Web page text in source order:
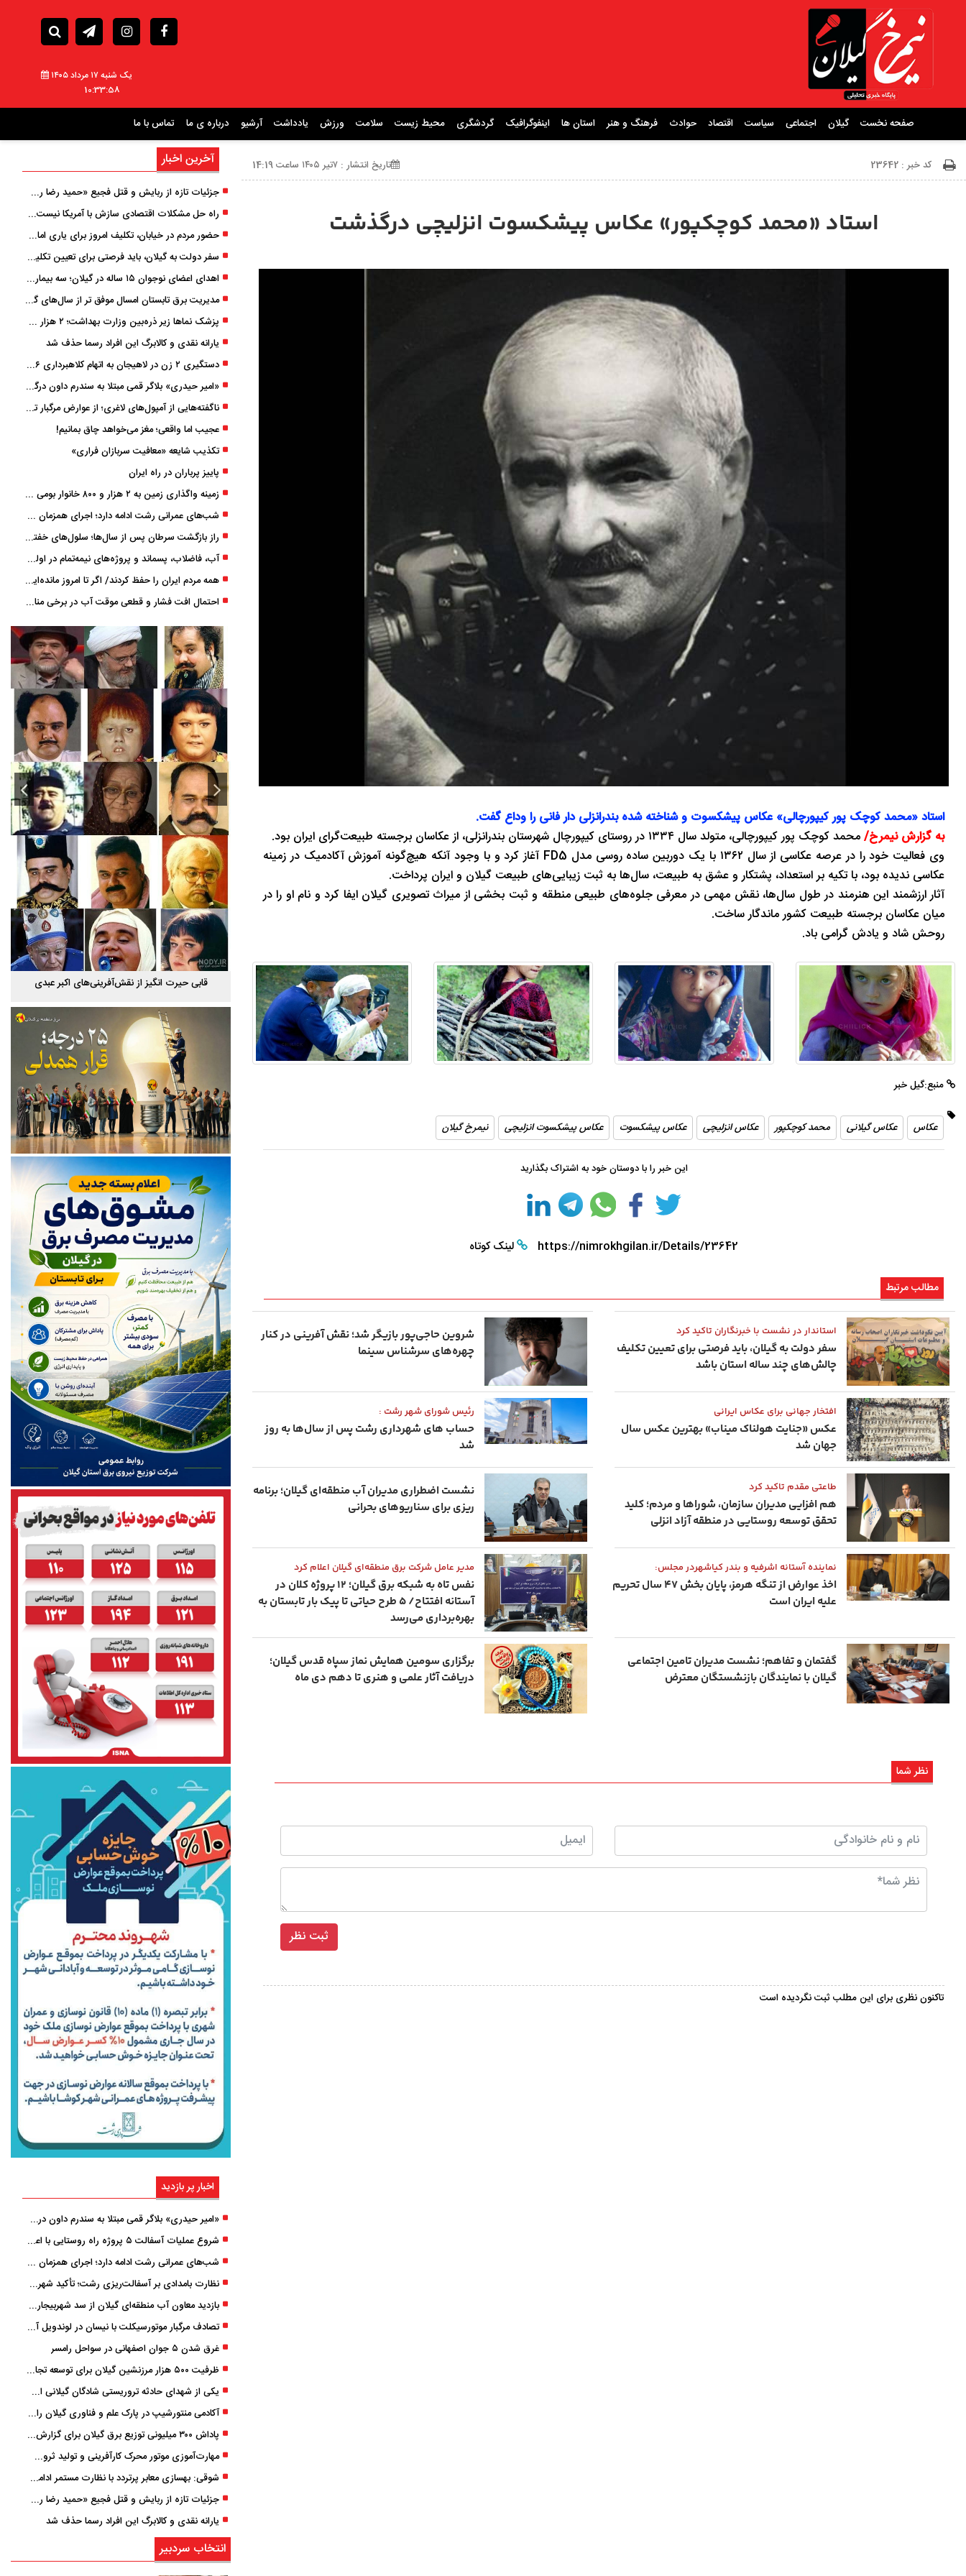
یک شنبه ۱۷ مرداد ۱۴۰۵
10:33:59
صفحه نخست گیلان اجتماعی سیاست اقتصاد حوادث فرهنگ و هنر استان ها اینفوگرافیک گردشگری محیط زیست سلامت ورزش یادداشت آرشیو درباره ی ما تماس با ما
کد خبر : 23642 تاریخ انتشار : ۷تیر ۱۴۰۵ ساعت 14:19
استاد «محمد کوچکپور» عکاس پیشکسوت انزلیچی درگذشت
استاد «محمد کوچک ‌پور کیپورچالی» عکاس پیشکسوت و شناخته ‌شده بندرانزلی دار فانی را وداع گفت.
به گزارش نیمرخ/محمد کوچک ‌پور کیپورچالی، متولد سال ۱۳۳۴ در روستای کیپورچال شهرستان بندرانزلی، از عکاسان برجسته طبیعت‌گرای ایران بود.
وی فعالیت خود را در عرصه عکاسی از سال ۱۳۶۲ با یک دوربین ساده روسی مدل FD5 آغاز کرد و با وجود آنکه هیچ‌گونه آموزش آکادمیک در زمینه
عکاسی ندیده بود، با تکیه بر استعداد، پشتکار و عشق به طبیعت، سال‌ها به ثبت زیبایی‌های طبیعت گیلان و ایران پرداخت.
آثار ارزشمند این هنرمند در طول سال‌ها، نقش مهمی در معرفی جلوه‌های طبیعی منطقه و ثبت بخشی از میراث تصویری گیلان ایفا کرد و نام او را در
میان عکاسان برجسته طبیعت کشور ماندگار ساخت.
روحش شاد و یادش گرامی باد.
منبع:گیل خبر
عکاس عکاس گیلانی محمد کوچکپور عکاس انزلیچی عکاس پیشکسوت عکاس پیشکسوت انزلیچی نیمرخ گیلان
این خبر را با دوستان خود به اشتراک بگذارید
https://nimrokhgilan.ir/Details/23642 لینک کوتاه
مطالب مرتبط
استاندار در نشست با خبرنگاران تاکید کرد
سفر دولت به گیلان، باید فرصتی برای تعیین تکلیف
چالش‌های چند ساله استان باشد
شروین حاجی‌پور بازیگر شد؛ نقش ‌آفرینی در کنار
چهره‌های سرشناس سینما
افتخار جهانی برای عکاس ایرانی
عکس «جنایت هولناک میناب» بهترین عکس سال
جهان شد
رئیس شورای شهر رشت :
حساب‌ های شهرداری رشت پس از سال‌ها به ‌روز
شد
طاعتی مقدم تاکید کرد
هم‌ افزایی مدیران سازمان، شوراها و مردم؛ کلید
تحقق توسعه روستایی در منطقه آزاد انزلی
نشست اضطراری مدیران آب منطقه‌ای گیلان؛ برنامه‌
ریزی برای سناریوهای بحرانی
نماینده آستانه ‌اشرفیه و بندر کیاشهردر مجلس:
اخذ عوارض از تنگه هرمز، پایان ‌بخش ۴۷ سال تحریم
علیه ایران است
مدیر عامل شرکت برق منطقه‌ای گیلان اعلام کرد
نفس تاه به شبکه برق گیلان؛ ۱۲ پروژه کلان در
آستانه افتتاح/ ۵ طرح حیاتی تا پیک بار تابستان به
بهره‌برداری می‌رسد
گفتمان و تفاهم؛ نشست مدیران تامین اجتماعی
گیلان با نمایندگان بازنشستگان معترض
برگزاری سومین همایش نماز سپاه قدس گیلان؛
دریافت آثار علمی و هنری تا دهم دی‌ ماه
نظر شما
تاکنون نظری برای این مطلب ثبت نگردیده است
آخرین اخبار
جزئیات تازه از ربایش و قتل فجیع «حمید رضا رجب زاده» مداح جوان تهرانی؛ ۴ متهم بازداشت شدند
راه حل مشکلات اقتصادی سازش با آمریکا نیست/ دولت مانع زیان شالیکاران شود
حضور مردم در خیابان، تکلیف امروز برای یاری امام زمان (عج) است
سفر دولت به گیلان، باید فرصتی برای تعیین تکلیف چالش‌های چند ساله استان باشد
اهدای اعضای نوجوان ۱۵ ساله در گیلان؛ سه بیمار زندگی دوباره یافتند
مدیریت برق تابستان امسال موفق ‌تر از سال‌های گذشته بود
پزشک ‌نماها زیر ذره‌بین وزارت بهداشت؛ ۲ هزار صفحه مداخله‌گر درمانی مسدود شد
یارانه نقدی و کالابرگ این افراد رسما حذف شد
دستگیری ۲ زن در لاهیجان به اتهام کلاهبرداری ۶ میلیارد تومانی با وعده وام
«امیر حیدری» بلاگر قمی مبتلا به سندرم داون درگذشت
ناگفته‌هایی از آمپول‌های لاغری؛ از عوارض مرگبار تا زیبایی
عجیب اما واقعی؛ مغز می‌خواهد چاق بمانیم!
تکذیب شایعه «معافیت سربازان فراری»
پاییز پرباران در راه ایران
زمینه واگذاری زمین به ۲ هزار و ۸۰۰ خانوار بومی گیلان فراهم شد
شب‌های عمرانی رشت ادامه دارد؛ اجرای همزمان آسفالت‌ریزی در پنج منطقه شهری
راز بازگشت سرطان پس از سال‌ها؛ سلول‌های خفته چگونه دوباره بیدار می‌شوند؟
آب، فاضلاب، پسماند و پروژه‌های نیمه‌تمام در اولویت مصوبات سفر دولت
همه مردم ایران را حفظ کردند/ اگر تا امروز مانده‌ایم، به ‌خاطر مردم نجیب ایران بوده است
احتمال افت فشار و قطعی موقت آب در برخی مناطق گیلان
قابی حیرت‌ انگیز از نقش‌آفرینی‌های اکبر عبدی استخر پاشوران سیاهکل پاییز هزار رنگ گیلان شب های همیشه روشن رشت
اخبار پر بازدید
«امیر حیدری» بلاگر قمی مبتلا به سندرم داون درگذشت
شروع عملیات آسفالت ۵ پروژه راه ‌روستایی با اعتبار ۳۷۰ میلیاردی در گیلان
شب‌های عمرانی رشت ادامه دارد؛ اجرای همزمان آسفالت‌ریزی در پنج منطقه شهری
نظارت بامدادی بر آسفالت‌ریزی رشت؛ تأکید شهردار و بازرس کل بر کیفیت اجرای پروژه‌ها
بازدید معاون آب منطقه‌ای گیلان از سد شهربیجار برای تداوم تأمین آب شرب استان
تصادف مرگبار موتورسیکلت با نیسان در لوندویل آستارا/ انتقال مصدوم با اورژانس هوایی به رشت
غرق شدن ۵ جوان اصفهانی در سواحل رامسر
ظرفیت ۵۰۰ هزار مرزنشین گیلان برای توسعه تجارت فعال می‌شود
یکی از شهدای حادثه تروریستی شادگان گیلانی است/ شهادت «سینا سیاه‌ نژاد» در درگیری با اشرار مسلح
آکادمی منتورشیپ در پارک علم و فناوری گیلان راه‌اندازی شد
پاداش ۳۰۰ میلیونی توزیع برق گیلان برای گزارش ماینرهای غیرمجاز
مهارت‌آموزی موتور محرک کارآفرینی و تولید ثروت است
شوقی: بهسازی معابر پرتردد با نظارت مستمر ادامه دارد
جزئیات تازه از ربایش و قتل فجیع «حمید رضا رجب زاده» مداح جوان تهرانی؛ ۴ متهم بازداشت شدند
یارانه نقدی و کالابرگ این افراد رسما حذف شد
انتخاب سردبیر